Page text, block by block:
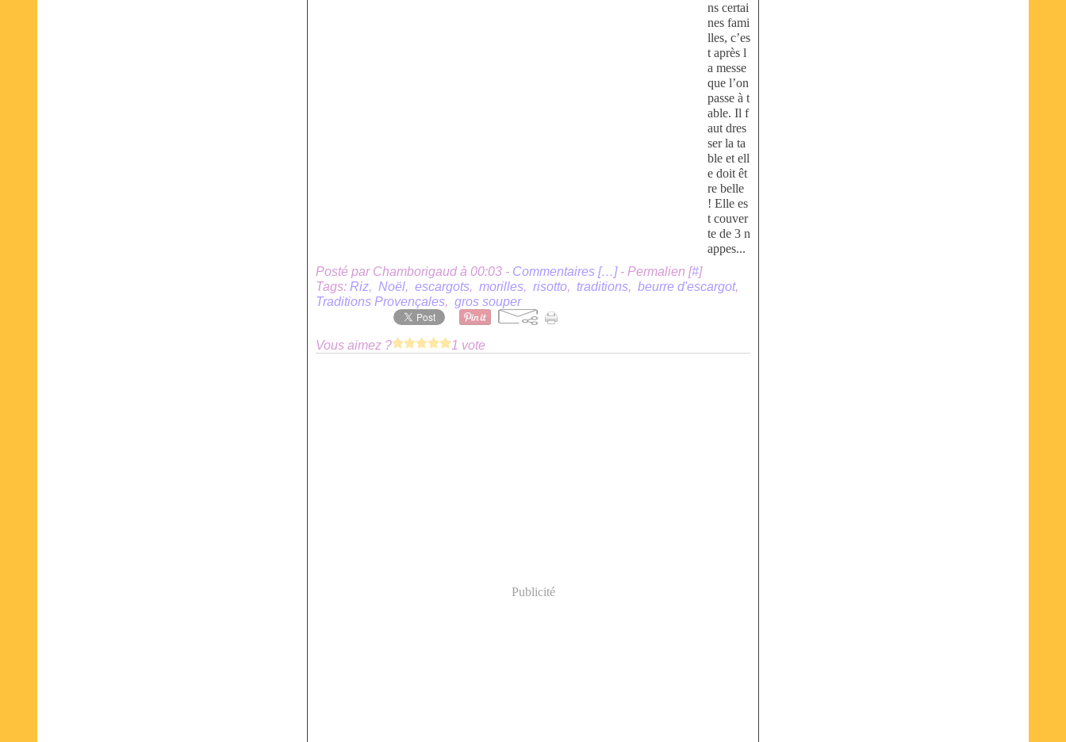
ns certai
nes fami
lles, c’es
t après l
a messe
que l’on
passe à t
able. Il f
aut dres
ser la ta
ble et ell
e doit êt
re belle
! Elle es
t couver
te de 3 n
appes...
Posté par Chamborigaud à 00:03 - Commentaires […]- Permalien [#]
Tags: Riz, Noël, escargots, morilles, risotto, traditions, beurre d'escargot,
Traditions Provençales, gros souper
Vous aimez ? 1 vote
Publicité